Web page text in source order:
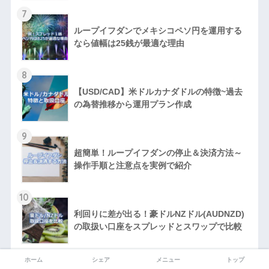
7
ループイフダンでメキシコペソ円を運用する
なら値幅は25銭が最適な理由
8
【USD/CAD】米ドルカナダドルの特徴~過去
の為替推移から運用プラン作成
9
超簡単！ループイフダンの停止＆決済方法～
操作手順と注意点を実例で紹介
10
利回りに差が出る！豪ドルNZドル(AUDNZD)
の取扱い口座をスプレッドとスワップで比較
ホーム シェア メニュー トップ